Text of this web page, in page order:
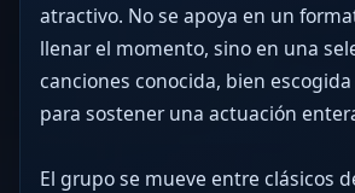
atractivo. No se apoya en un
llenar el momento, sino en una
canciones conocida, bien
para sostener una actuación
El grupo se mueve entre clásicos